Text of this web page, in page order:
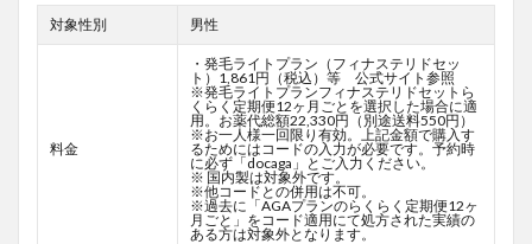
対象性別 男性
料金
・発毛ライトプラン（フィナステリドセッ
ト）1,861円（税込）等 公式サイト参照
※発毛ライトプランフィナステリドセットら
くらく定期便12ヶ月ごとを選択した場合に適
用。お薬代総額22,330円（別途送料550円）
※お一人様一回限り有効。上記金額で購入す
るためにはコードの入力が必要です。予約時
に必ず「docaga」とご入力ください。
※ 国内製は対象外です。
※他コードとの併用は不可。
※過去に「AGAプランのらくらく定期便12ヶ
月ごと」をコード適用にて処方された実績の
ある方は対象外となります。